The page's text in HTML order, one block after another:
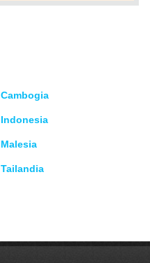
Cambogia
Indonesia
Malesia
Tailandia